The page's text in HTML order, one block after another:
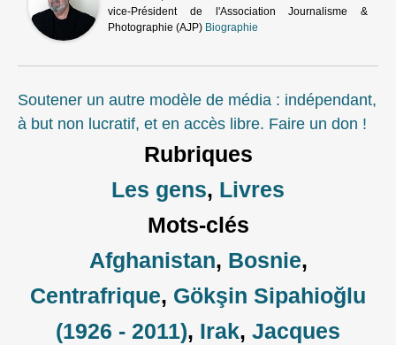
vice-Président de l'Association Journalisme &
Photographie (AJP) Biographie
Soutener un autre modèle de média : indépendant,
à but non lucratif, et en accès libre. Faire un don !
Rubriques
Les gens, Livres
Mots-clés
Afghanistan, Bosnie,
Centrafrique, Gökşin Sipahioğlu
(1926 - 2011), Irak, Jacques